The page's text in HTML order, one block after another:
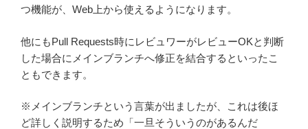
つ機能が、Web上から使えるようになります。
他にもPull Requests時にレビュワーがレビューOKと判断
した場合にメインブランチへ修正を結合するといったこ
ともできます。
※メインブランチという言葉が出ましたが、これは後ほ
ど詳しく説明するため「一旦そういうのがあるんだ